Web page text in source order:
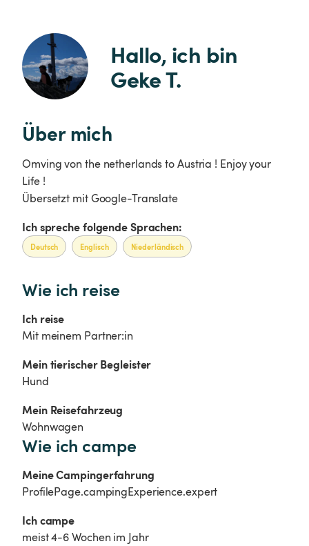
Hallo, ich bin
Geke T.
Über mich
Omving von the netherlands to Austria ! Enjoy your
Life !
Übersetzt mit Google-Translate
Ich spreche folgende Sprachen:
Deutsch Englisch Niederländisch
Wie ich reise
Ich reise
Mit meinem Partner:in
Mein tierischer Begleister
Hund
Mein Reisefahrzeug
Wohnwagen
Wie ich campe
Meine Campingerfahrung
ProfilePage.campingExperience.expert
Ich campe
meist 4-6 Wochen im Jahr